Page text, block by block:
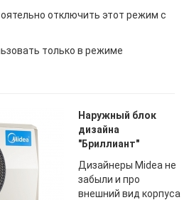
отключить этот режим с
только в режиме
Наружный блок
дизайна
"Бриллиант"
Дизайнеры Midea не
забыли и про
внешний вид корпуса